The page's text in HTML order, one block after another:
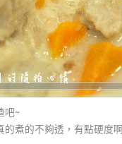
吧~
的煮的不夠透，有點硬度